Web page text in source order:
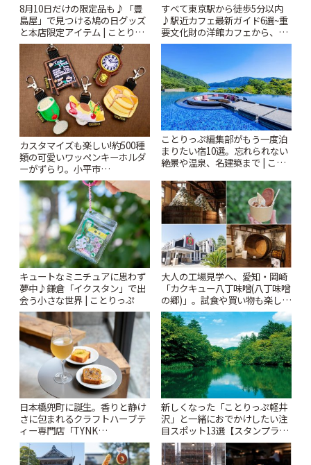
8月10日だけの限定品も♪「豊
島屋」で見つける鳩の日グッズ
と本店限定アイテム | ことりっ
ぷ
すべて東京駅から徒歩5分以内
♪駅近カフェ最新ガイド6選~重
要文化財の洋館カフェから、改
札すぐのレトロ喫茶まで~ | こと
カスタマイズも楽しい!約500種
類の可愛いワッペンキーホルダ
ーがずらり。小平市
「Kimamaya T&K」 | ことりっ
ぷ
ことりっぷ編集部がもう一度泊
まりたい宿10選。忘れられない
絶景や温泉、名建築まで | こと
キュートなミニチュアに思わず
夢中♪鎌倉「イクスタン」で出
会う小さな世界 | ことりっぷ
大人の工場見学へ、愛知・岡崎
「カクキュー八丁味噌(八丁味噌
の郷)」。試食や買い物も楽しみ
♪ | ことりっぷ
日本橋兜町に誕生。香りと静け
さに包まれるクラフトハーブテ
ィー専門店「TYNK
Kabutocho」 | ことりっぷ
新しくなった「ことりっぷ軽井
沢」と一緒におでかけしたい注
目スポット13選【スタンプラリ
ー開催中】 | ことりっぷ